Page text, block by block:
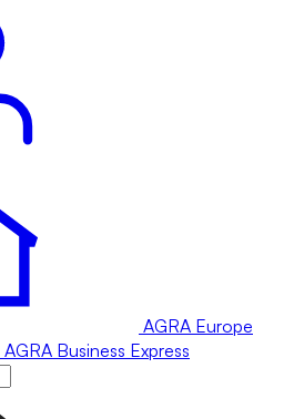
AGRA Europe
AGRA Business Express